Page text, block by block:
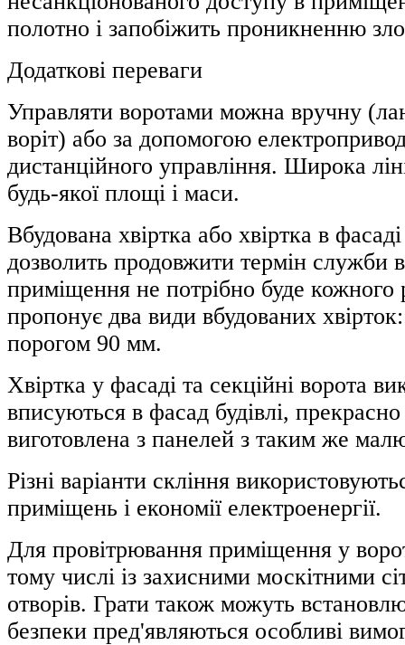
полотно і запобіжить проникненню
Додаткові переваги
Управляти воротами можна вручну
воріт) або за допомогою
дистанційного управління. Широка
будь-якої площі і маси.
Вбудована хвіртка або хвіртка в
дозволить продовжити термін служби
приміщення не потрібно буде
пропонує два види вбудованих
порогом 90 мм.
Хвіртка у фасаді та секційні ворота
вписуються в фасад будівлі,
виготовлена ​​з панелей з таким же
Різні варіанти скління
приміщень і економії електроенергії.
Для провітрювання приміщення у
тому числі із захисними москітними
отворів. Грати також можуть
безпеки пред'являються особливі